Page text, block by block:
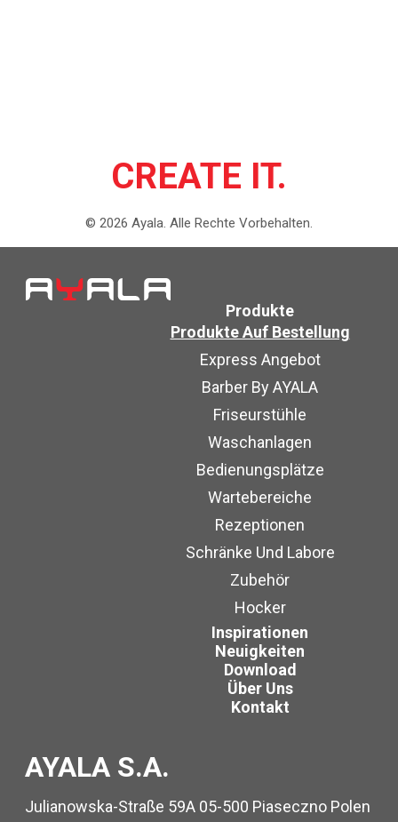
CREATE IT.
© 2026 Ayala. Alle Rechte Vorbehalten.
Produkte
Produkte Auf Bestellung
Express Angebot
Barber By AYALA
Friseurstühle
Waschanlagen
Bedienungsplätze
Wartebereiche
Rezeptionen
Schränke Und Labore
Zubehör
Hocker
Inspirationen
Neuigkeiten
Download
Über Uns
Kontakt
AYALA S.A.
Julianowska-Straße 59A 05-500 Piaseczno Polen